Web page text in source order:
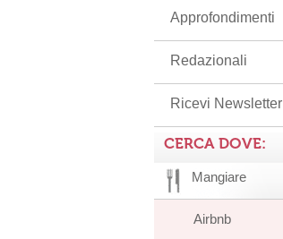
Approfondimenti
Redazionali
Ricevi Newsletter
CERCA DOVE:
Mangiare
Airbnb